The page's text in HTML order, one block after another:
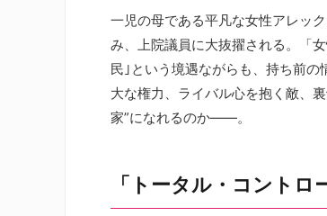
一児の母である平凡な女性アレッ
み、上院議員に大抜擢される。「
民｣という境遇ながらも、持ち前
大な権力、ライバル心を抱く敵、
家”になれるのか――。
「トータル・コントロ